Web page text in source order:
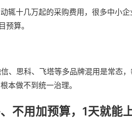
十几万起的采购费用，很多中小企
预算。
、思科、飞塔等多品牌混用是常态
本做不到统一治理。
不用加预算，1天就能